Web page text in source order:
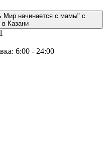
6:00 - 24:00